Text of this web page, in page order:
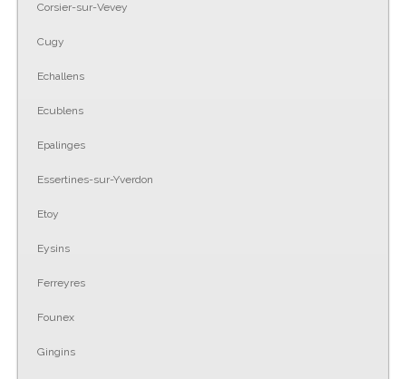
Corsier-sur-Vevey
Cugy
Echallens
Ecublens
Epalinges
Essertines-sur-Yverdon
Etoy
Eysins
Ferreyres
Founex
Gingins